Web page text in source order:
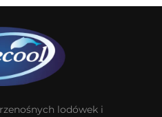
lodówek i